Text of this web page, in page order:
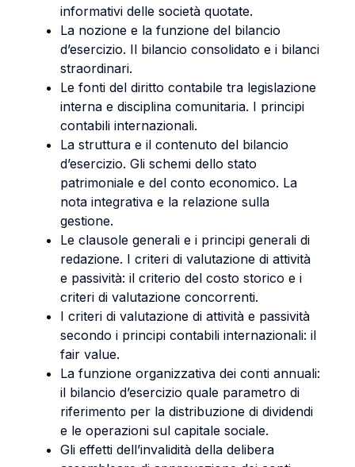
informativi delle società quotate.
La nozione e la funzione del bilancio
d’esercizio. Il bilancio consolidato e i bilanci
straordinari.
Le fonti del diritto contabile tra legislazione
interna e disciplina comunitaria. I principi
contabili internazionali.
La struttura e il contenuto del bilancio
d’esercizio. Gli schemi dello stato
patrimoniale e del conto economico. La
nota integrativa e la relazione sulla
gestione.
Le clausole generali e i principi generali di
redazione. I criteri di valutazione di attività
e passività: il criterio del costo storico e i
criteri di valutazione concorrenti.
I criteri di valutazione di attività e passività
secondo i principi contabili internazionali: il
fair value.
La funzione organizzativa dei conti annuali:
il bilancio d’esercizio quale parametro di
riferimento per la distribuzione di dividendi
e le operazioni sul capitale sociale.
Gli effetti dell’invalidità della delibera